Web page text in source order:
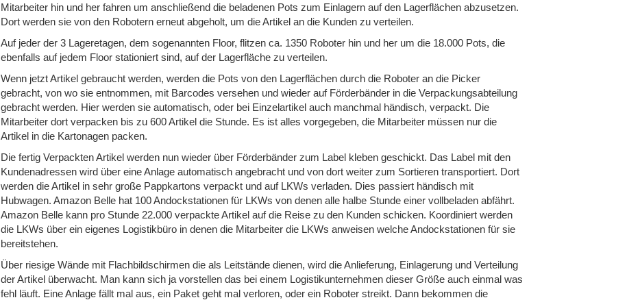
Mitarbeiter hin und her fahren um anschließend die beladenen Pots zum Einlagern auf den Lagerflächen abzusetzen.
Dort werden sie von den Robotern erneut abgeholt, um die Artikel an die Kunden zu verteilen.
Auf jeder der 3 Lageretagen, dem sogenannten Floor, flitzen ca. 1350 Roboter hin und her um die 18.000 Pots, die
ebenfalls auf jedem Floor stationiert sind, auf der Lagerfläche zu verteilen.
Wenn jetzt Artikel gebraucht werden, werden die Pots von den Lagerflächen durch die Roboter an die Picker
gebracht, von wo sie entnommen, mit Barcodes versehen und wieder auf Förderbänder in die Verpackungsabteilung
gebracht werden. Hier werden sie automatisch, oder bei Einzelartikel auch manchmal händisch, verpackt. Die
Mitarbeiter dort verpacken bis zu 600 Artikel die Stunde. Es ist alles vorgegeben, die Mitarbeiter müssen nur die
Artikel in die Kartonagen packen.
Die fertig Verpackten Artikel werden nun wieder über Förderbänder zum Label kleben geschickt. Das Label mit den
Kundenadressen wird über eine Anlage automatisch angebracht und von dort weiter zum Sortieren transportiert. Dort
werden die Artikel in sehr große Pappkartons verpackt und auf LKWs verladen. Dies passiert händisch mit
Hubwagen. Amazon Belle hat 100 Andockstationen für LKWs von denen alle halbe Stunde einer vollbeladen abfährt.
Amazon Belle kann pro Stunde 22.000 verpackte Artikel auf die Reise zu den Kunden schicken. Koordiniert werden
die LKWs über ein eigenes Logistikbüro in denen die Mitarbeiter die LKWs anweisen welche Andockstationen für sie
bereitstehen.
Über riesige Wände mit Flachbildschirmen die als Leitstände dienen, wird die Anlieferung, Einlagerung und Verteilung
der Artikel überwacht. Man kann sich ja vorstellen das bei einem Logistikunternehmen dieser Größe auch einmal was
fehl läuft. Eine Anlage fällt mal aus, ein Paket geht mal verloren, oder ein Roboter streikt. Dann bekommen die